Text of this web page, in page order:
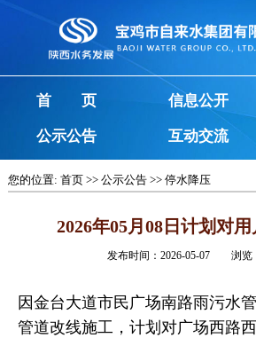
首 页 信息公开
公示公告 互动交流
您的位置: 首页>> 公示公告>> 停水降压
2026年05月08日计划对
发布时间：2026-05-07 浏览
因金台大道市民广场南路雨污水
管道改线施工，计划对广场西路